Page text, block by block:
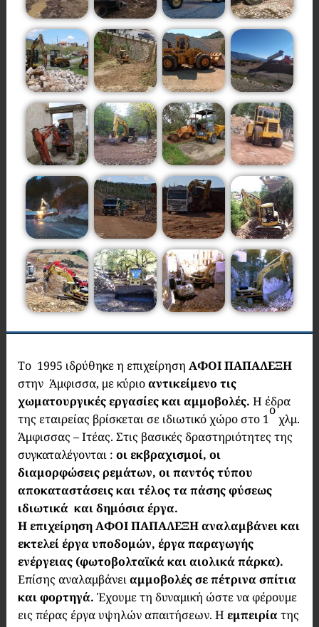
Το 1995 ιδρύθηκε η επιχείρηση ΑΦΟΙ ΠΑΠΑΛΕΞΗ
στην Άμφισσα, με κύριοαντικείμενο τις
χωματουργικές εργασίες και αμμοβολές. Η έδρα
της εταιρείας βρίσκεται σε ιδιωτικό χώρο στο 1
ο
χλμ.
Άμφισσας – Ιτέας. Στις βασικές δραστηριότητες της
συγκαταλέγονται : οι εκβραχισμοί, οι
διαμορφώσεις ρεμάτων, οι παντός τύπου
αποκαταστάσεις και τέλος τα πάσης φύσεως
ιδιωτικά και δημόσια έργα.
Η επιχείρηση ΑΦΟΙ ΠΑΠΑΛΕΞΗ αναλαμβάνει και
εκτελεί έργα υποδομών, έργα παραγωγής
ενέργειας (φωτοβολταϊκά και αιολικά πάρκα).
Επίσης αναλαμβάνειαμμοβολές σε πέτρινα σπίτια
και φορτηγά. Έχουμε τη δυναμική ώστε να φέρουμε
εις πέρας έργα υψηλών απαιτήσεων. Η εμπειρίατης